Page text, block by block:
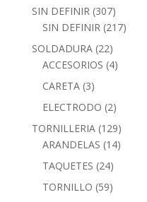
SIN DEFINIR (307)
SIN DEFINIR (217)
SOLDADURA (22)
ACCESORIOS (4)
CARETA (3)
ELECTRODO (2)
TORNILLERIA (129)
ARANDELAS (14)
TAQUETES (24)
TORNILLO (59)